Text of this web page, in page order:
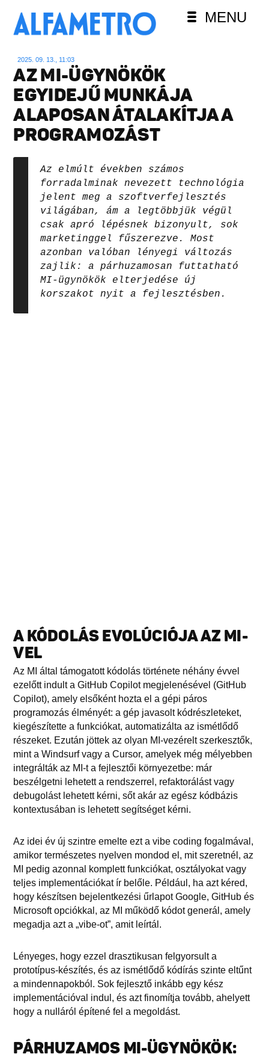
MENU
2025. 09. 13., 11:03
AZ MI-ÜGYNÖKÖK
EGYIDEJŰ MUNKÁJA
ALAPOSAN ÁTALAKÍTJA A
PROGRAMOZÁST
Az elmúlt években számos
forradalminak nevezett technológia
jelent meg a szoftverfejlesztés
világában, ám a legtöbbjük végül
csak apró lépésnek bizonyult, sok
marketinggel fűszerezve. Most
azonban valóban lényegi változás
zajlik: a párhuzamosan futtatható
MI-ügynökök elterjedése új
korszakot nyit a fejlesztésben.
A KÓDOLÁS EVOLÚCIÓJA AZ MI-
VEL
Az MI által támogatott kódolás története néhány évvel
ezelőtt indult a GitHub Copilot megjelenésével (GitHub
Copilot), amely elsőként hozta el a gépi páros
programozás élményét: a gép javasolt kódrészleteket,
kiegészítette a funkciókat, automatizálta az ismétlődő
részeket. Ezután jöttek az olyan MI-vezérelt szerkesztők,
mint a Windsurf vagy a Cursor, amelyek még mélyebben
integrálták az MI-t a fejlesztői környezetbe: már
beszélgetni lehetett a rendszerrel, refaktorálást vagy
debugolást lehetett kérni, sőt akár az egész kódbázis
kontextusában is lehetett segítséget kérni.
Az idei év új szintre emelte ezt a vibe coding fogalmával,
amikor természetes nyelven mondod el, mit szeretnél, az
MI pedig azonnal komplett funkciókat, osztályokat vagy
teljes implementációkat ír belőle. Például, ha azt kéred,
hogy készítsen bejelentkezési űrlapot Google, GitHub és
Microsoft opciókkal, az MI működő kódot generál, amely
megadja azt a „vibe-ot”, amit leírtál.
Lényeges, hogy ezzel drasztikusan felgyorsult a
prototípus-készítés, és az ismétlődő kódírás szinte eltűnt
a mindennapokból. Sok fejlesztő inkább egy kész
implementációval indul, és azt finomítja tovább, ahelyett
hogy a nulláról építené fel a megoldást.
PÁRHUZAMOS MI-ÜGYNÖKÖK: